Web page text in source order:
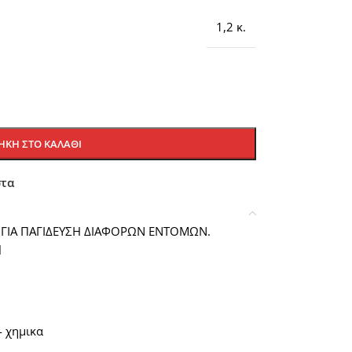
1,2 κ.
ΣΤΟ ΚΑΛΆΘΙ
ΠΑΓΙΔΕΥΣΗ ΔΙΑΦΟΡΩΝ ΕΝΤΟΜΩΝ.
χημικα